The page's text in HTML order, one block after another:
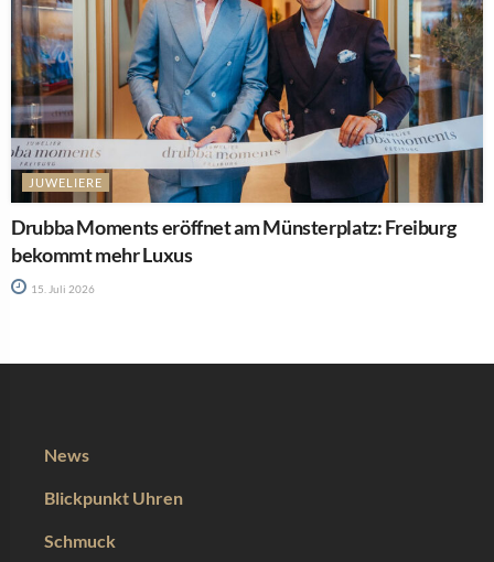
JUWELIERE
Drubba Moments eröffnet am Münsterplatz: Freiburg
bekommt mehr Luxus
15. Juli 2026
News
Blickpunkt Uhren
Schmuck